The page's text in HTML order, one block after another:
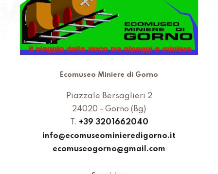
Ecomuseo Miniere di Gorno
Piazzale Bersaglieri 2
24020 - Gorno (Bg)
T. +39 3201662040
info@ecomuseominieredigorno.it
ecomuseogorno@gmail.com